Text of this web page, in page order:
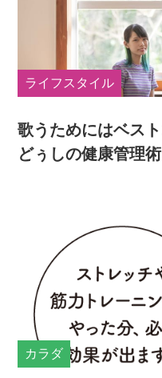
ライフスタイル
歌うためにはベス
どぅしの健康管理術
カラダ